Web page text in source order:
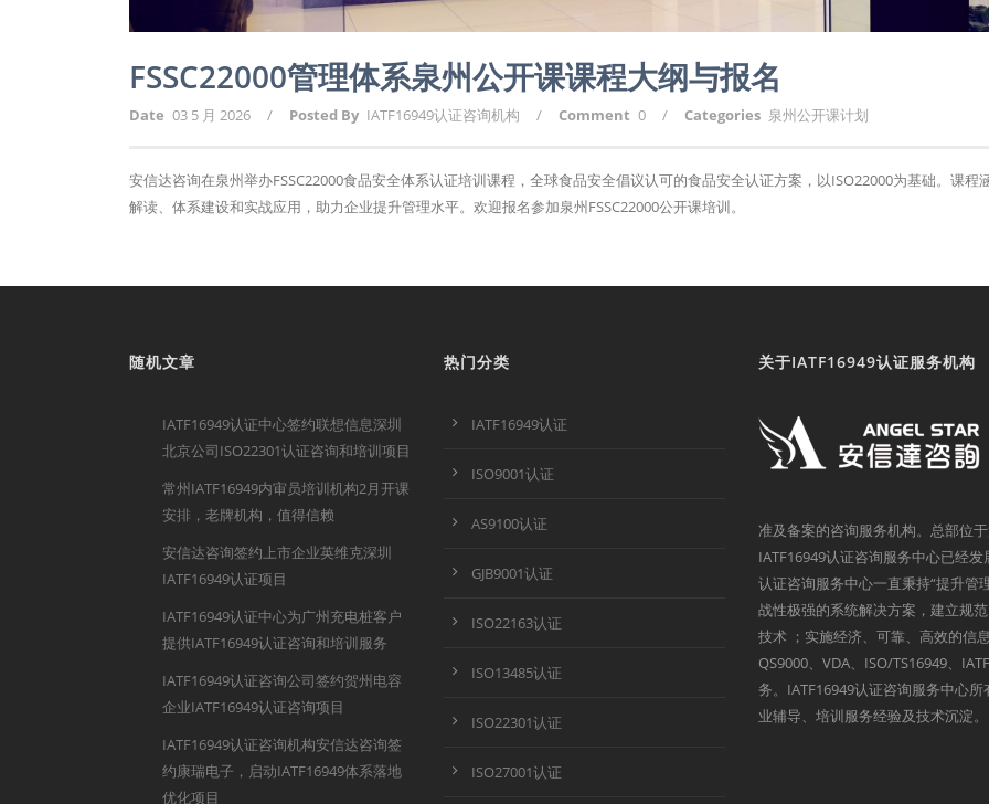
FSSC22000管理体系泉州公开课课程大纲与报名
Date 03 5 月 2026 / Posted By IATF16949认证咨询机构 / Comment 0 / Categories 泉州公开课计划
安信达咨询在泉州举办FSSC22000食品安全体系认证培训课程，全球食品安全倡议认可的食品安全认证方案，以ISO22000为基础。课程
解读、体系建设和实战应用，助力企业提升管理水平。欢迎报名参加泉州FSSC22000公开课培训。
随机文章
IATF16949认证中心签约联想信息深圳
北京公司ISO22301认证咨询和培训项目
常州IATF16949内审员培训机构2月开课
安排，老牌机构，值得信赖
安信达咨询签约上市企业英维克深圳
IATF16949认证项目
IATF16949认证中心为广州充电桩客户
提供IATF16949认证咨询和培训服务
IATF16949认证咨询公司签约贺州电容
企业IATF16949认证咨询项目
IATF16949认证咨询机构安信达咨询签
约康瑞电子，启动IATF16949体系落地
优化项目
热门分类
IATF16949认证
ISO9001认证
AS9100认证
GJB9001认证
ISO22163认证
ISO13485认证
ISO22301认证
ISO27001认证
关于IATF16949认证服务机构
准及备案的咨询服务机构。总部位
IATF16949认证咨询服务中心已经
认证咨询服务中心一直秉持“提升管
战性极强的系统解决方案，建立规
技术 ；实施经济、可靠、高效的信
QS9000、VDA、ISO/TS16949、
务。IATF16949认证咨询服务中心
业辅导、培训服务经验及技术沉淀。